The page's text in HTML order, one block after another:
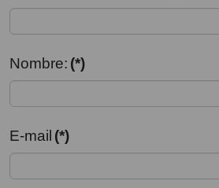
Nombre: (*)
E-mail (*)